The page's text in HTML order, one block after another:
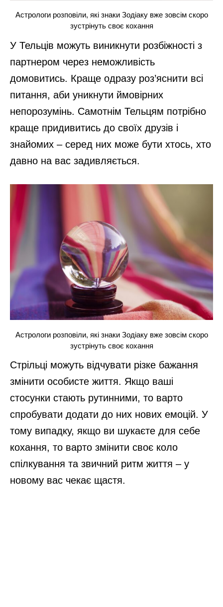
Астрологи розповіли, які знаки Зодіаку вже зовсім скоро
зустрінуть своє кохання
У Тельців можуть виникнути розбіжності з
партнером через неможливість
домовитись. Краще одразу роз’яснити всі
питання, аби уникнути ймовірних
непорозумінь. Самотнім Тельцям потрібно
краще придивитись до своїх друзів і
знайомих – серед них може бути хтось, хто
давно на вас задивляється.
Астрологи розповіли, які знаки Зодіаку вже зовсім скоро
зустрінуть своє кохання
Стрільці можуть відчувати різке бажання
змінити особисте життя. Якщо ваші
стосунки стають рутинними, то варто
спробувати додати до них нових емоцій. У
тому випадку, якщо ви шукаєте для себе
кохання, то варто змінити своє коло
спілкування та звичний ритм життя – у
новому вас чекає щастя.